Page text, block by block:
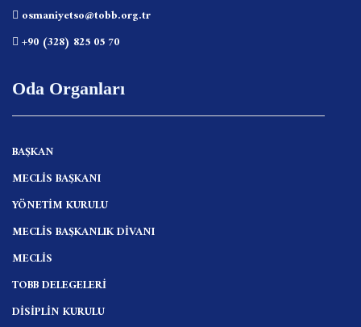
osmaniyetso@tobb.org.tr
+90 (328) 825 05 70
Oda Organları
BAŞKAN
MECLİS BAŞKANI
YÖNETİM KURULU
MECLİS BAŞKANLIK DİVANI
MECLİS
TOBB DELEGELERİ
DİSİPLİN KURULU